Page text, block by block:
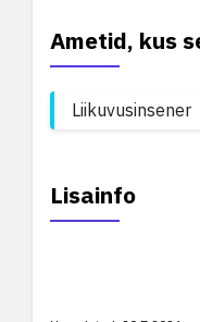
Ametid, kus
Liikuvusinsener
Lisainfo